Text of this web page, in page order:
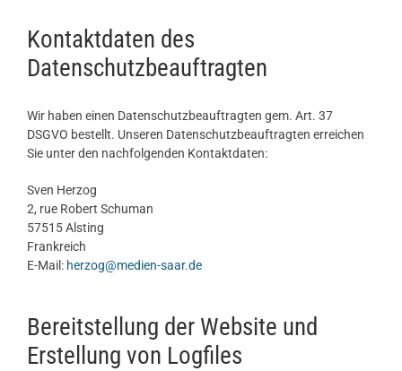
Kontaktdaten des
Datenschutzbeauftragten
Wir haben einen Datenschutzbeauftragten gem. Art. 37
DSGVO bestellt. Unseren Datenschutzbeauftragten erreichen
Sie unter den nachfolgenden Kontaktdaten:
Sven Herzog
2, rue Robert Schuman
57515 Alsting
Frankreich
E-Mail: herzog@medien-saar.de
Bereitstellung der Website und
Erstellung von Logfiles